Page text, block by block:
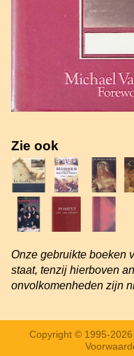
Zie ook
Onze gebruikte boeken
staat, tenzij hierboven
onvolkomenheden zijn
Copyright © 1995-